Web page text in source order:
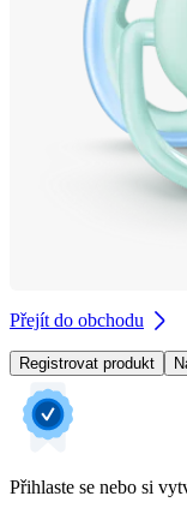
Přejít do obchodu
Registrovat produkt
Přihlaste se nebo si